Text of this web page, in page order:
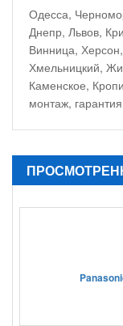
Одесса,
Днепр, Львов,
Винница,
Хмельницкий,
Каменское,
монтаж,